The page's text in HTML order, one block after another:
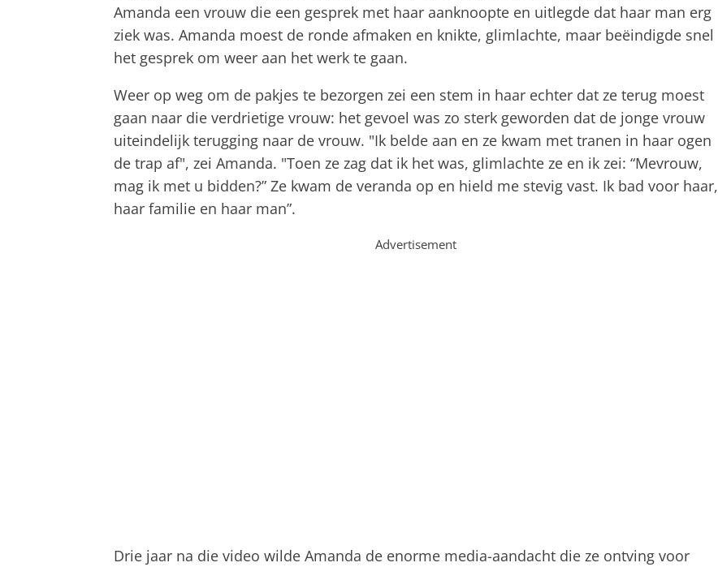
Amanda een vrouw die een gesprek met haar aanknoopte en uitlegde dat haar man erg
ziek was. Amanda moest de ronde afmaken en knikte, glimlachte, maar beëindigde snel
het gesprek om weer aan het werk te gaan.
Weer op weg om de pakjes te bezorgen zei een stem in haar echter dat ze terug moest
gaan naar die verdrietige vrouw: het gevoel was zo sterk geworden dat de jonge vrouw
uiteindelijk terugging naar de vrouw. "Ik belde aan en ze kwam met tranen in haar ogen
de trap af", zei Amanda. "Toen ze zag dat ik het was, glimlachte ze en ik zei: “Mevrouw,
mag ik met u bidden?” Ze kwam de veranda op en hield me stevig vast. Ik bad voor haar,
haar familie en haar man”.
Advertisement
Drie jaar na die video wilde Amanda de enorme media-aandacht die ze ontving voor